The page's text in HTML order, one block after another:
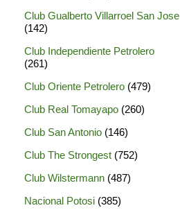
Club Gualberto Villarroel San Jose
(142)
Club Independiente Petrolero
(261)
Club Oriente Petrolero (479)
Club Real Tomayapo (260)
Club San Antonio (146)
Club The Strongest (752)
Club Wilstermann (487)
Nacional Potosi (385)